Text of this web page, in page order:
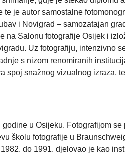
je autor samostalne
i Novigrad – samozatajan
na Salonu fotografije Osijek i
Uz fotografiju, intenzivno
s nizom renomiranih
spoj snažnog vizualnog izraza,
u Osijeku. Fotografijom
školu fotografije u
do 1991. djelovao je kao